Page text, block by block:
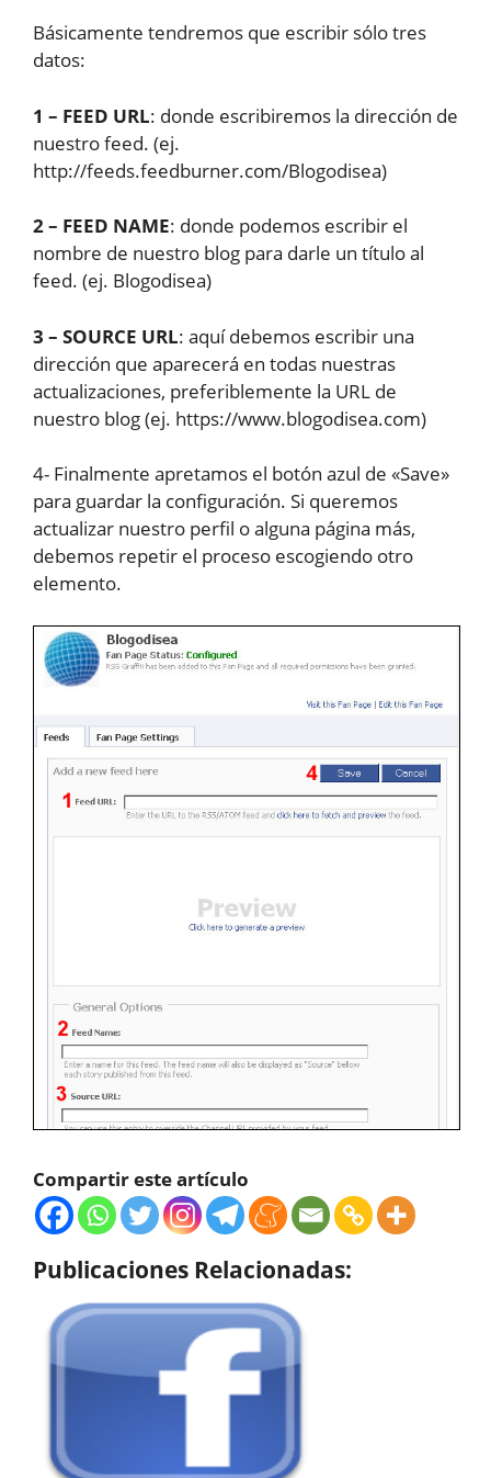
Básicamente tendremos que escribir sólo tres
datos:
1 – FEED URL: donde escribiremos la dirección de
nuestro feed. (ej.
http://feeds.feedburner.com/Blogodisea)
2 – FEED NAME: donde podemos escribir el
nombre de nuestro blog para darle un título al
feed. (ej. Blogodisea)
3 – SOURCE URL: aquí debemos escribir una
dirección que aparecerá en todas nuestras
actualizaciones, preferiblemente la URL de
nuestro blog (ej. https://www.blogodisea.com)
4- Finalmente apretamos el botón azul de «Save»
para guardar la configuración. Si queremos
actualizar nuestro perfil o alguna página más,
debemos repetir el proceso escogiendo otro
elemento.
Compartir este artículo
Publicaciones Relacionadas: